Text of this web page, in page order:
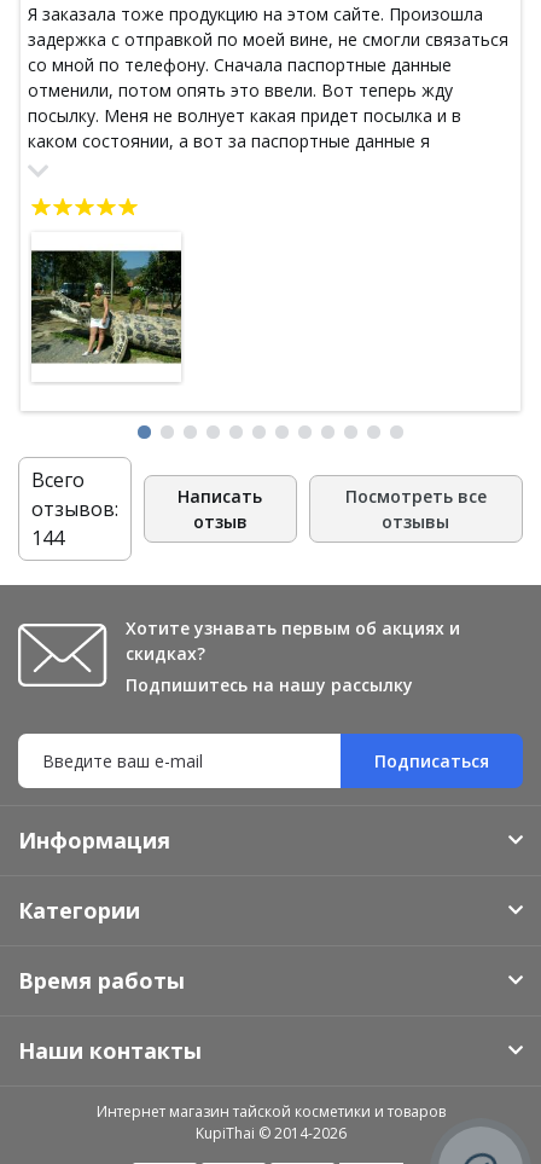
Я заказала тоже продукцию на этом сайте. Произошла
задержка с отправкой по моей вине, не смогли связаться
со мной по телефону. Сначала паспортные данные
отменили, потом опять это ввели. Вот теперь жду
посылку. Меня не волнует какая придет посылка и в
каком состоянии, а вот за паспортные данные я
действительно переживаю, как бы когда-нибудь кто-
Всего
отзывов:
144
Написать
отзыв
Посмотреть все
отзывы
Хотите узнавать первым об акциях и
скидках?
Подпишитесь на нашу рассылку
Подписаться
Информация
Категории
Время работы
Наши контакты
Интернет магазин тайской косметики и товаров
KupiThai © 2014-2026